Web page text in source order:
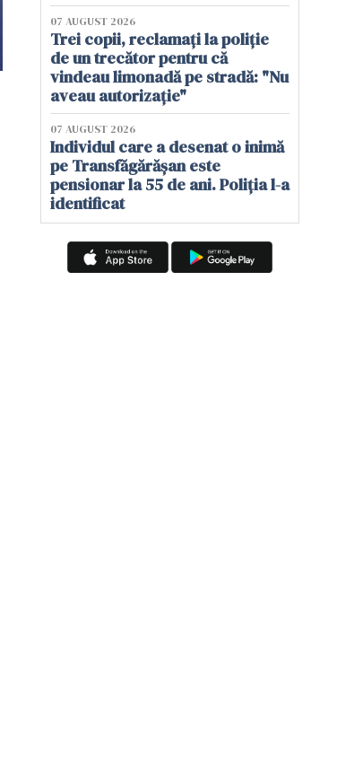
07 AUGUST 2026
Trei copii, reclamați la poliție
de un trecător pentru că
vindeau limonadă pe stradă: "Nu
aveau autorizație"
07 AUGUST 2026
Individul care a desenat o inimă
pe Transfăgărășan este
pensionar la 55 de ani. Poliția l-a
identificat